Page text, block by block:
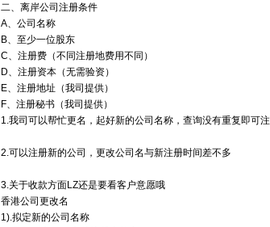
二、 离岸公司注册条件
A、公司名称
B、至少一位股东
C、注册费（不同注册地费用不同）
D、注册资本（无需验资）
E、 注册地址 （我司提供）
F、注册秘书（我司提供）
1.我司可以帮忙更名，起好新的公司名称，查询没有重复即可
2.可以注册新的公司，更改公司名与新注册时间差不多
3.关于收款方面LZ还是要看客户意愿哦
香港公司更改名
1).拟定新的公司名称